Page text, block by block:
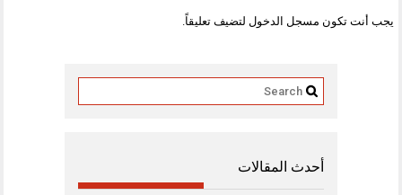
يجب أنت تكون مسجل الدخول لتضيف تعليقاً.
أحدث المقالات